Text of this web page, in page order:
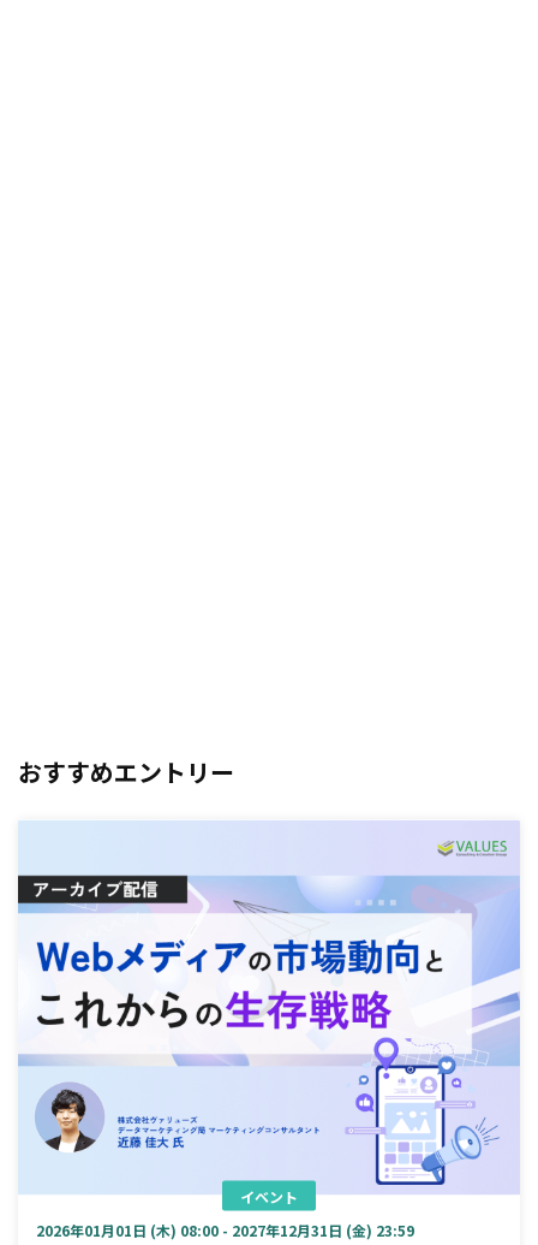
おすすめエントリー
イベント
2026年01月01日 (木) 08:00 - 2027年12月31日 (金) 23:59